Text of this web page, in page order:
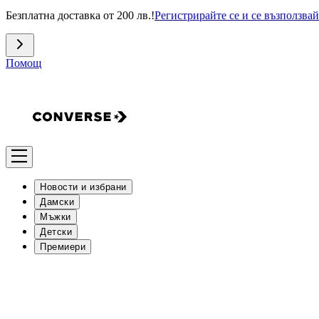
Безплатна доставка от 200 лв.!Регистрирайте се и се
Помощ
Новости и избрани
Дамски
Мъжки
Детски
Премиери